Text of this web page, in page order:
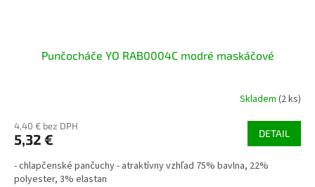
Punčocháče YO RAB0004C modré maskáčové
Skladem (2 ks)
4,40 € bez DPH
5,32 € DETAIL
- chlapčenské pančuchy - atraktívny vzhľad 75% bavlna, 22%
polyester, 3% elastan